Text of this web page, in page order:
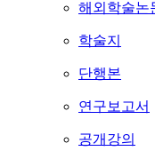
해외학술논
학술지
단행본
연구보고서
공개강의